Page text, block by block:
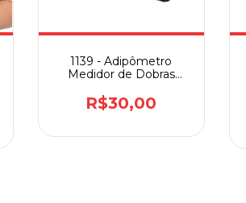
1139 - Adipômetro
Medidor de Dobras
R$30,00